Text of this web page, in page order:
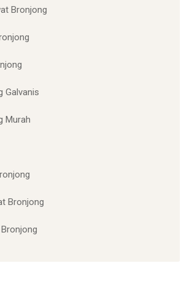
Bronjong
Galvanis
Murah
Bronjong